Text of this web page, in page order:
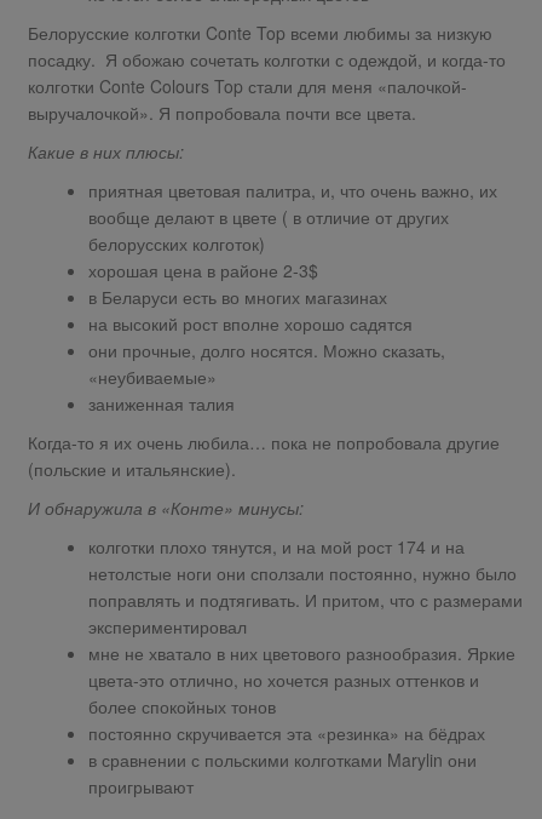
Белорусские колготки Conte Top всеми любимы за низкую
посадку. Я обожаю сочетать колготки с одеждой, и когда-то
колготки Conte Colours Top стали для меня «палочкой-
выручалочкой». Я попробовала почти все цвета.
Какие в них плюсы:
приятная цветовая палитра, и, что очень важно, их
вообще делают в цвете ( в отличие от других
белорусских колготок)
хорошая цена в районе 2-3$
в Беларуси есть во многих магазинах
на высокий рост вполне хорошо садятся
они прочные, долго носятся. Можно сказать,
«неубиваемые»
заниженная талия
Когда-то я их очень любила… пока не попробовала другие
(польские и итальянские).
И обнаружила в «Конте» минусы:
колготки плохо тянутся, и на мой рост 174 и на
нетолстые ноги они сползали постоянно, нужно было
поправлять и подтягивать. И притом, что с размерами
экспериментировал
мне не хватало в них цветового разнообразия. Яркие
цвета-это отлично, но хочется разных оттенков и
более спокойных тонов
постоянно скручивается эта «резинка» на бёдрах
в сравнении с польскими колготками Marylin они
проигрывают